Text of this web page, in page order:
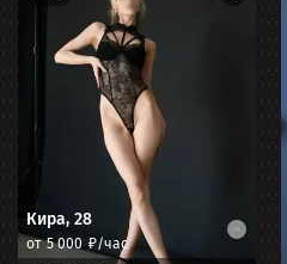
Кира, 28
от5 000 ₽/час